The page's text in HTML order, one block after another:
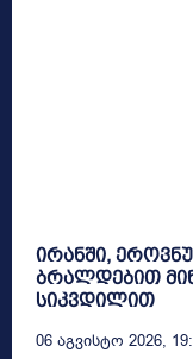
ირანში,
ბრალდებით
სიკვდილით
06 Აგვისტო 2026,